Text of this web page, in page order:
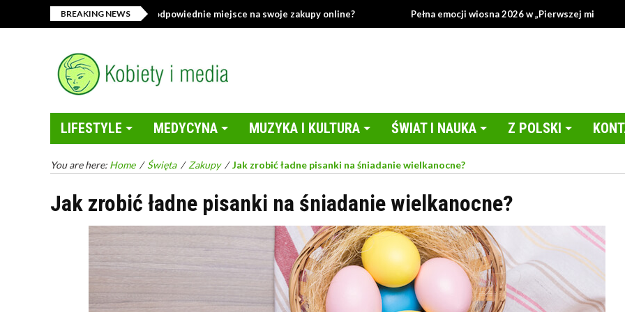
BREAKING NEWS
z tekstyliami – jak wybrać odpowiednie miejsce na swoje zakupy online? Pełna emocji wiosna 2026 w „Pierwszej miłości”!
LIFESTYLE MEDYCYNA MUZYKA I KULTURA ŚWIAT I NAUKA Z POLSKI
You are here: Home / Święta / Zakupy /Jak zrobić ładne pisanki na śniadanie wielkanocne?
Jak zrobić ładne pisanki na śniadanie wielkanocne?